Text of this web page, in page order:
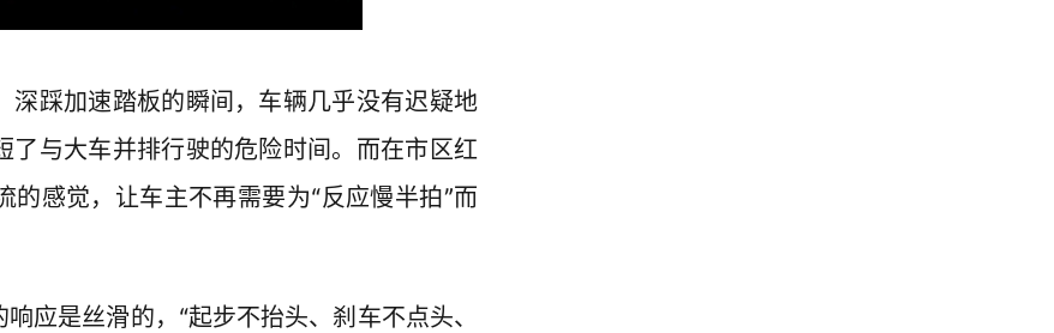
踩加速踏板的瞬间，车辆几乎没有迟疑地
与大车并排行驶的危险时间。而在市区红
感觉，让车主不再需要为“反应慢半拍”而
应是丝滑的，“起步不抬头、刹车不点头、